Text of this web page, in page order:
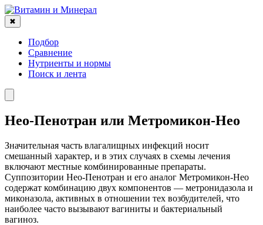
✖
Подбор
Сравнение
Нутриенты и нормы
Поиск и лента
Нео-Пенотран или Метромикон-Нео
Значительная часть влагалищных инфекций носит
смешанный характер, и в этих случаях в схемы лечения
включают местные комбинированные препараты.
Суппозитории Нео-Пенотран и его аналог Метромикон-Нео
содержат комбинацию двух компонентов — метронидазола и
миконазола, активных в отношении тех возбудителей, что
наиболее часто вызывают вагиниты и бактериальный
вагиноз.